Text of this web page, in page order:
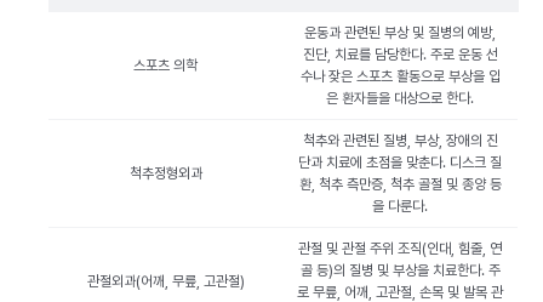
스포츠 의학
운동과 관련된 부상 및 질병의 예방,
진단, 치료를 담당한다. 주로 운동 선
수나 잦은 스포츠 활동으로 부상을 입
은 환자들을 대상으로 한다.
척추정형외과
척추와 관련된 질병, 부상, 장애의 진
단과 치료에 초점을 맞춘다. 디스크 질
환, 척추 측만증, 척추 골절 및 종양 등
을 다룬다.
관절외과(어깨, 무릎, 고관절)
관절 및 관절 주위 조직(인대, 힘줄, 연
골 등)의 질병 및 부상을 치료한다. 주
로 무릎, 어깨, 고관절, 손목 및 발목 관